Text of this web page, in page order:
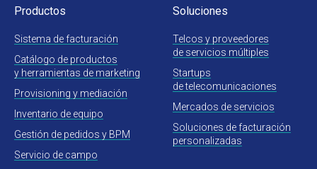
Productos
Sistema de facturación
Catálogo de productos
y herramientas de marketing
Provisioning y mediación
Inventario de equipo
Gestión de pedidos y BPM
Servicio de campo
Soluciones
Telcos y proveedores
de servicios múltiples
Startups
de telecomunicaciones
Mercados de servicios
Soluciones de facturación
personalizadas